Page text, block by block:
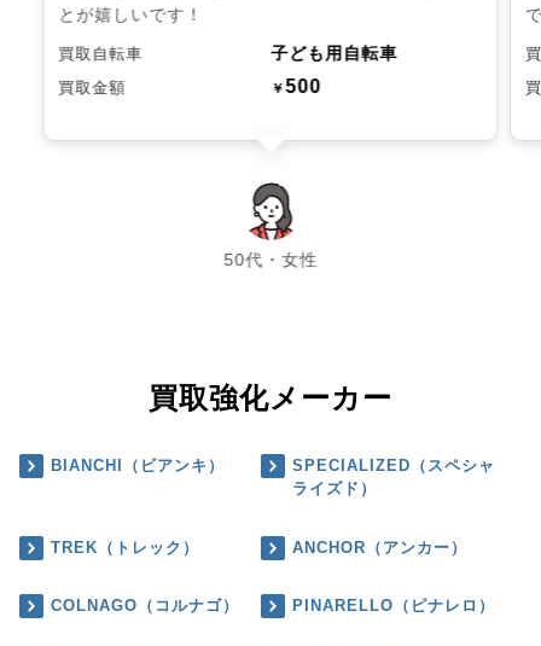
とが嬉しいです！
買取自転車 子ども用自転車
買取金額 ￥500
50代・女性
chevron_left chevron_right
買取強化メーカー
BIANCHI（ビアンキ）
SPECIALIZED（スペシャ
ライズド）
TREK（トレック） ANCHOR（アンカー）
COLNAGO（コルナゴ） PINARELLO（ピナレロ）